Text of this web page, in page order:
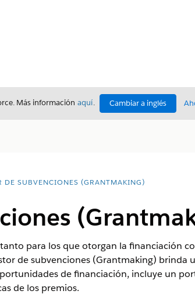
Más información aquí. Cambiar a inglés
DE SUBVENCIONES (GRANTMAKING)
para los que otorgan la financiación
de subvenciones (Grantmaking) brinda
de financiación, incluye un
de los premios.